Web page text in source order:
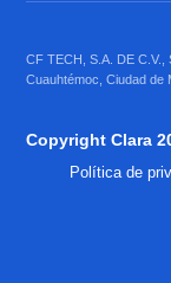
CF TECH, S.A. DE C.V.,
Cuauhtémoc, Ciudad de
Copyright Clara
Política de